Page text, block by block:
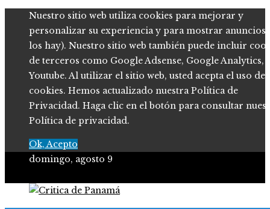
Nuestro sitio web utiliza cookies para mejorar y
personalizar su experiencia y para mostrar anuncios
los hay). Nuestro sitio web también puede incluir
de terceros como Google Adsense, Google Analytics,
Youtube. Al utilizar el sitio web, usted acepta el uso de
cookies. Hemos actualizado nuestra Política de
Privacidad. Haga clic en el botón para consultar
Política de privacidad.
Ok, Acepto
domingo, agosto 9